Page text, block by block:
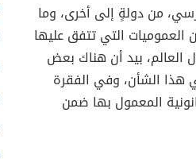
من دولةٍ إلى أخرى، وما
التي تتفق عليها
العالم، بيد أن هناك بعض
هذا الشأن، وفي الفقرة
المعمول بها ضمن